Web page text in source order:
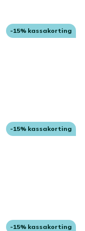
-15% kassakorting
-15% kassakorting
-15% kassakorting